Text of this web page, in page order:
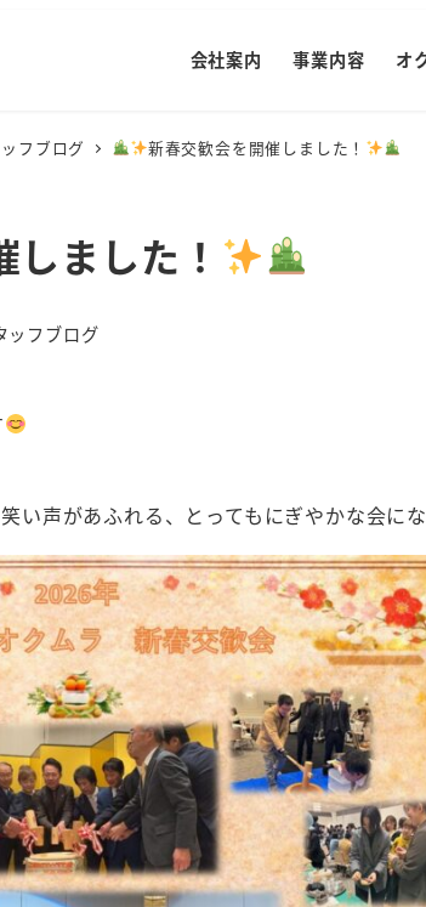
会社案内 事業内容 オ
フブログ 新春交歓会を開催しました！
ました！
ー
ッフブログ
い声があふれる、とってもにぎやかな会に